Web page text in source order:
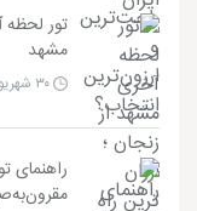
تور لحظه
مشهد
راهنمای